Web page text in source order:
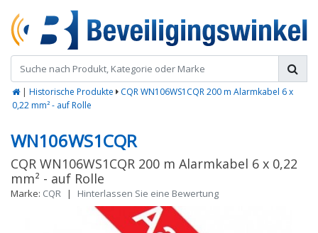
| Historische Produkte
CQR WN106WS1CQR 200 m Alarmkabel 6 x
0,22 mm² - auf Rolle
WN106WS1CQR
CQR WN106WS1CQR 200 m Alarmkabel 6 x 0,22
mm² - auf Rolle
Marke: CQR | Hinterlassen Sie eine Bewertung